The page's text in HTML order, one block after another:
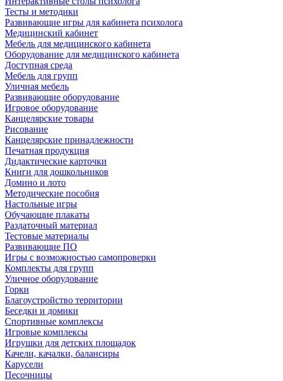
Тесты и методики
Развивающие игры для кабинета психолога
Медицинский кабинет
Мебель для медицинского кабинета
Оборудование для медицинского кабинета
Доступная среда
Мебель для групп
Уличная мебель
Развивающие оборудование
Игровое оборудование
Канцелярские товары
Рисование
Канцелярские принадлежности
Печатная продукция
Дидактические карточки
Книги для дошкольников
Домино и лото
Методические пособия
Настольные игры
Обучающие плакаты
Раздаточный материал
Тестовые материалы
Развивающие ПО
Игры с возможностью самопроверки
Комплекты для групп
Уличное оборудование
Горки
Благоустройство территории
Беседки и домики
Спортивные комплексы
Игровые комплексы
Игрушки для детских площадок
Качели, качалки, балансиры
Карусели
Песочницы